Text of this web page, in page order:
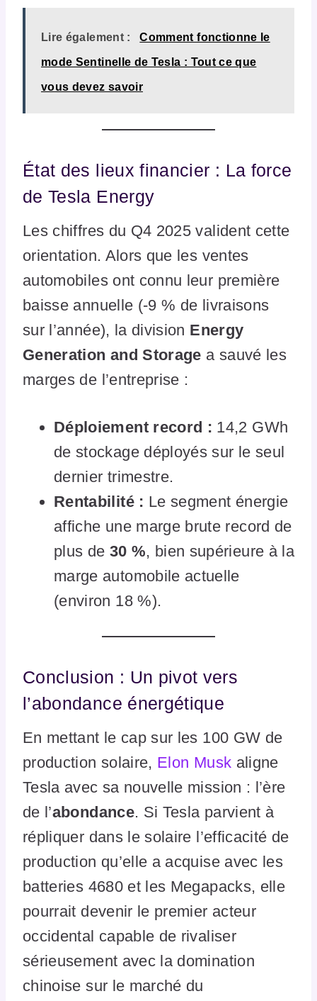
Lire également : Comment fonctionne le
mode Sentinelle de Tesla : Tout ce que
vous devez savoir
État des lieux financier : La force
de Tesla Energy
Les chiffres du Q4 2025 valident cette
orientation. Alors que les ventes
automobiles ont connu leur première
baisse annuelle (-9 % de livraisons
sur l’année), la division Energy
Generation and Storage a sauvé les
marges de l’entreprise :
Déploiement record : 14,2 GWh
de stockage déployés sur le seul
dernier trimestre.
Rentabilité : Le segment énergie
affiche une marge brute record de
plus de 30 %, bien supérieure à la
marge automobile actuelle
(environ 18 %).
Conclusion : Un pivot vers
l’abondance énergétique
En mettant le cap sur les 100 GW de
production solaire, Elon Musk aligne
Tesla avec sa nouvelle mission : l’ère
de l’abondance. Si Tesla parvient à
répliquer dans le solaire l’efficacité de
production qu’elle a acquise avec les
batteries 4680 et les Megapacks, elle
pourrait devenir le premier acteur
occidental capable de rivaliser
sérieusement avec la domination
chinoise sur le marché du